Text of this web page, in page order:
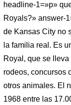
headline-1=»p»
Royals?» answer-
de Kansas City no
la familia real. Es
Royal, que se
rodeos, concursos
otros animales. El
1968 entre las